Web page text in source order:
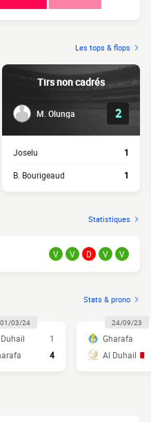
Les tops & flops
Tirs non cadrés
M. Olunga 2
Joselu 1
B. Bourigeaud 1
Statistiques
V V D V V
Stats & prono
01/03/24
1
4
24/09/23
Gharafa
Al Duhail